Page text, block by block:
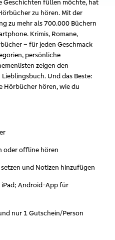
Geschichten füllen möchte, hat
zu hören. Mit der
zu mehr als 700.000 Büchern
Krimis, Romane,
– für jeden Geschmack
persönliche
zeigen den
Und das Beste:
Hörbücher hören, wie du
offline hören
und Notizen hinzufügen
Android-App für
nur 1 Gutschein/Person